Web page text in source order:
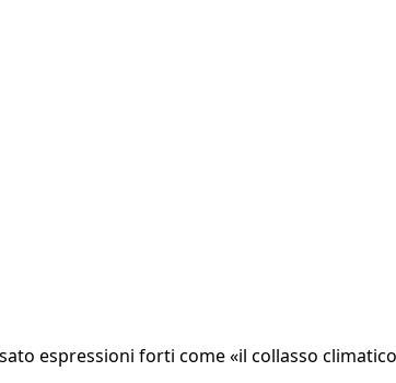
espressioni forti come «il collasso